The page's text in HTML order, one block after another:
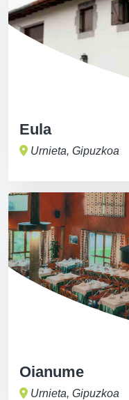
Eula
Urnieta, Gipuzkoa
Oianume
Urnieta, Gipuzkoa